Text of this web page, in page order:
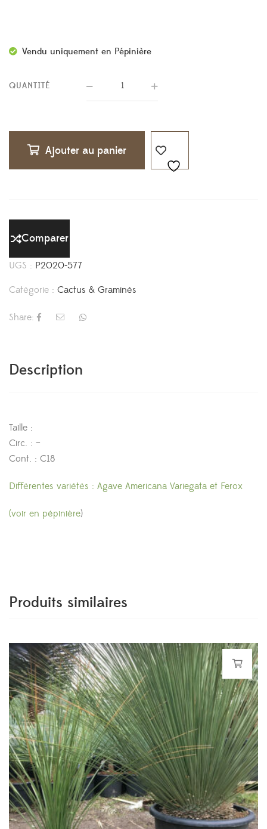
Vendu uniquement en Pépinière
QUANTITÉ
Ajouter au panier
Comparer
UGS : P2020-577
Catégorie : Cactus & Graminés
Share:
Description
Taille :
Circ. : –
Cont. : C18
Différentes variétés : Agave Americana Variegata et Ferox
(voir en pépinière)
Produits similaires